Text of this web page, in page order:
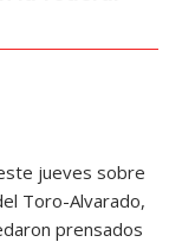
jueves sobre
Toro-Alvarado,
prensados